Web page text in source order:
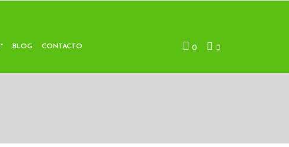
BLOG CONTACTO 0